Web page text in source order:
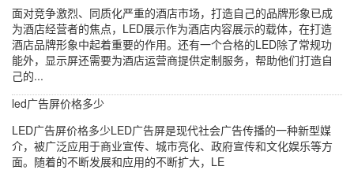
面对竞争激烈、同质化严重的酒店市场，打造自己的品牌形象已成
为酒店经营者的焦点，LED展示作为酒店内容展示的载体，在打造
酒店品牌形象中起着重要的作用。还有一个合格的LED除了常规功
能外，显示屏还需要为酒店运营商提供定制服务，帮助他们打造自
己的...
led广告屏价格多少
LED广告屏价格多少LED广告屏是现代社会广告传播的一种新型媒
介，被广泛应用于商业宣传、城市亮化、政府宣传和文化娱乐等方
面。随着的不断发展和应用的不断扩大，LE